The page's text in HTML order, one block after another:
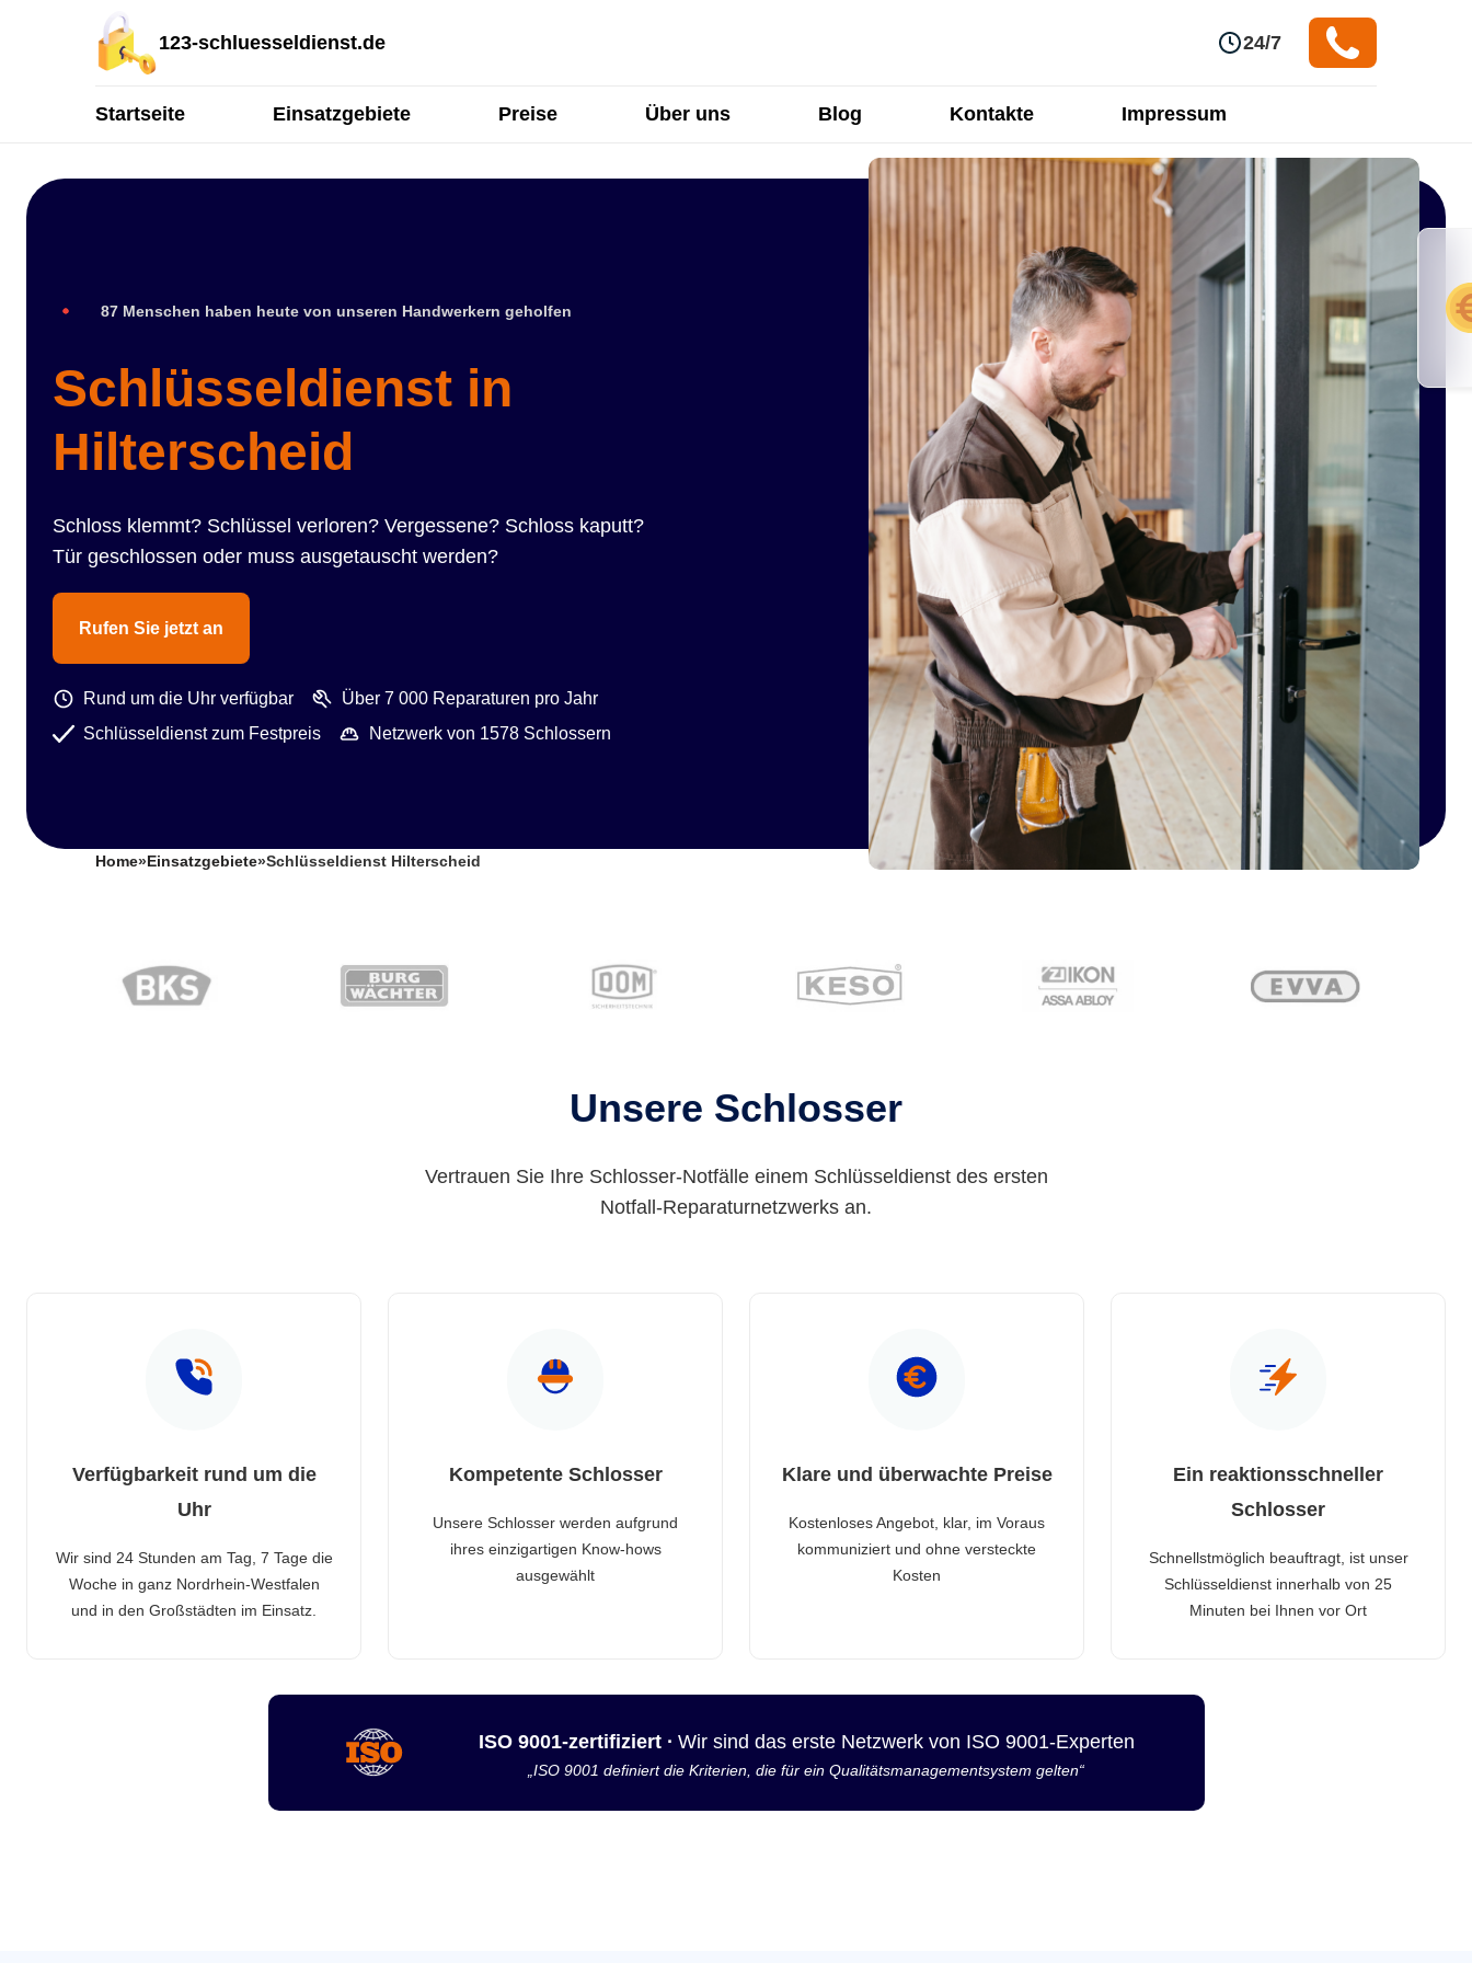
123-schluesseldienst.de 24/7
Startseite Einsatzgebiete Preise Über uns Blog Kontakte Impressum
87 Menschen haben heute von unseren Handwerkern geholfen
Schlüsseldienst in
Hilterscheid
Schloss klemmt? Schlüssel verloren? Vergessene? Schloss kaputt?
Tür geschlossen oder muss ausgetauscht werden?
Rufen Sie jetzt an
Rund um die Uhr verfügbar
Über 7 000 Reparaturen pro Jahr
Schlüsseldienst zum Festpreis
Netzwerk von 1578 Schlossern
Home» Einsatzgebiete»Schlüsseldienst Hilterscheid
Unsere Schlosser
Vertrauen Sie Ihre Schlosser-Notfälle einem Schlüsseldienst des ersten
Notfall-Reparaturnetzwerks an.
Verfügbarkeit rund um die
Uhr
Wir sind 24 Stunden am Tag, 7 Tage die
Woche in ganz Nordrhein-Westfalen
und in den Großstädten im Einsatz.
Kompetente Schlosser
Unsere Schlosser werden aufgrund
ihres einzigartigen Know-hows
ausgewählt
Klare und überwachte Preise
Kostenloses Angebot, klar, im Voraus
kommuniziert und ohne versteckte
Kosten
Ein reaktionsschneller
Schlosser
Schnellstmöglich beauftragt, ist unser
Schlüsseldienst innerhalb von 25
Minuten bei Ihnen vor Ort
ISO 9001-zertifiziert · Wir sind das erste Netzwerk von ISO 9001-Experten
„ISO 9001 definiert die Kriterien, die für ein Qualitätsmanagementsystem gelten“